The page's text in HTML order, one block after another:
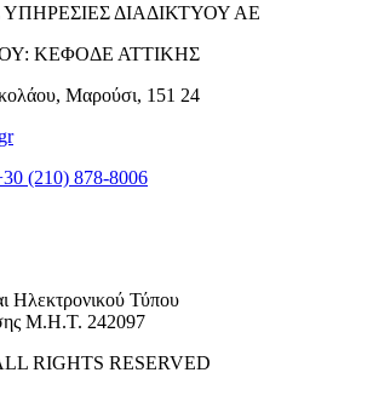
ΔΙΑΔΙΚΤΥΟΥ ΑΕ
ΚΕΦΟΔΕ ΑΤΤΙΚΗΣ
Μαρούσι, 151 24
(210) 878-8006
Ηλεκτρονικού Τύπου
Μ.Η.Τ. 242097
RIGHTS RESERVED